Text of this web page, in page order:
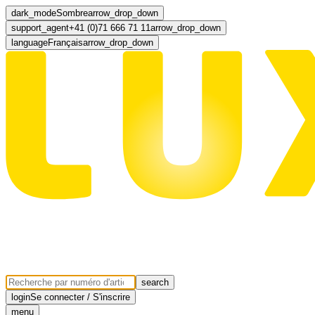
dark_modeSombrearrow_drop_down
support_agent+41 (0)71 666 71 11arrow_drop_down
languageFrançaisarrow_drop_down
search
loginSe connecter / S'inscrire
menu